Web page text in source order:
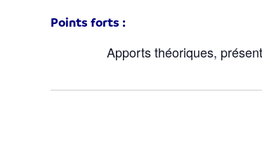
Points forts :
Apports théoriques,